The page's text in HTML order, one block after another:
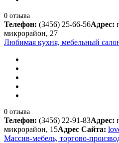
0 отзыва
Телефон: (3456) 25-66-56Адрес:
микрорайон, 27
Любимая кухня, мебельный
0 отзыва
Телефон: (3456) 22-91-83Адрес:
микрорайон, 15Адрес Сайта:
Массив-мебель, торгово-